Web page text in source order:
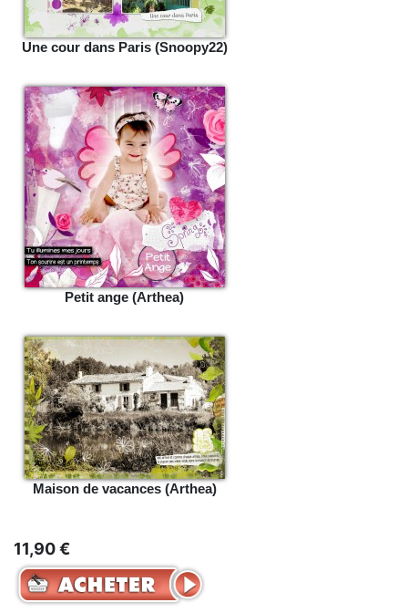
Une cour dans Paris (Snoopy22)
Petit ange (Arthea)
Maison de vacances (Arthea)
11,90 €